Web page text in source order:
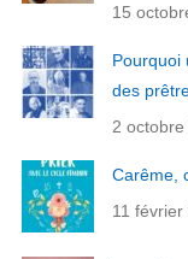
15
Pourquoi
des
2 octobre
Carême,
11 février